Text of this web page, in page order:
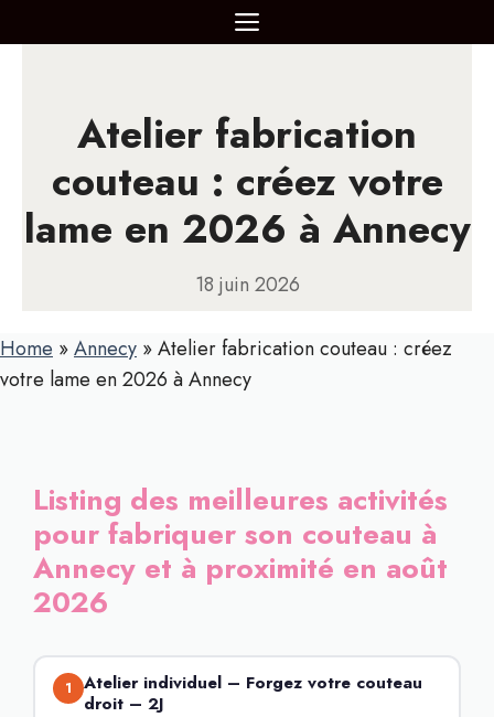
au
MENU
Atelier fabrication
couteau : créez votre
lame en 2026 à Annecy
18 juin 2026
Home »Annecy »Atelier fabrication couteau : créez
votre lame en 2026 à Annecy
Listing des meilleures activités
pour fabriquer son couteau à
Annecy et à proximité en août
2026
1
Atelier individuel – Forgez votre couteau
droit – 2J